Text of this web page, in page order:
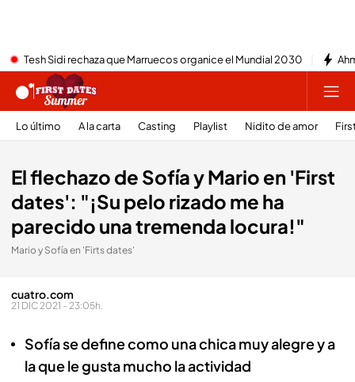
Tesh Sidi rechaza que Marruecos organice el Mundial 2030
Lo último A la carta Casting Playlist Nidito de amor
El flechazo de Sofía y Mario en 'First
dates': "¡Su pelo rizado me ha
parecido una tremenda locura!"
Mario y Sofía en 'Firts dates'
cuatro.com
21 DIC 2021 - 23:05h.
Sofía se define como una chica muy alegre y a
la que le gusta mucho la actividad